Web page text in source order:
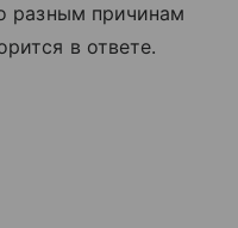
разным причинам
в ответе.